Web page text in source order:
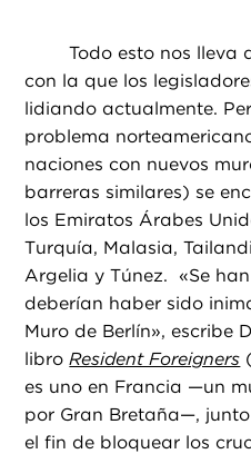
Todo esto nos lleva
con la que los
lidiando actualmente.
problema
naciones con nuevos
barreras similares) se
los Emiratos Árabes
Turquía, Malasia,
Argelia y Túnez. «Se
deberían haber sido
Muro de Berlín», escribe
libroResident Foreigners
es uno en Francia —un
por Gran Bretaña—,
el fin de bloquear los